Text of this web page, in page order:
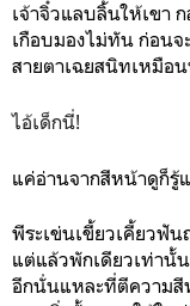
เจ้าจิ๋วแลบลิ้นให้เขา
เกือบมองไม่ทัน ก่อน
สายตาเฉยสนิทเหมือ
ไอ้เด็กนี่!
แค่อ่านจากสีหน้าดูก็รู้
พีระเข่นเขี้ยวเคี้ยวฟัน
แต่แล้วพักเดียวเท่านั้
อีกนั่นแหละที่ตีความสี